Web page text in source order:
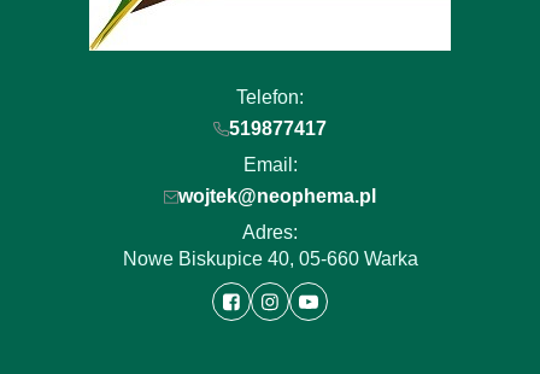
Telefon:
519877417
Email:
wojtek@neophema.pl
Adres:
Nowe Biskupice 40, 05-660 Warka